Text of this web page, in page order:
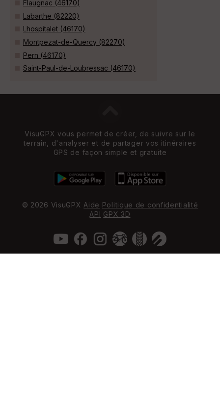
Flaugnac (46170)
Labarthe (82220)
Lhospitalet (46170)
Montpezat-de-Quercy (82270)
Pern (46170)
Saint-Paul-de-Loubressac (46170)
VisuGPX vous permet de créer, de suivre sur le
terrain, d'analyser et de partager vos itinéraires
GPS de façon simple et gratuite
© 2026 VisuGPX Aide Politique de confidentialité
API GPX 3D